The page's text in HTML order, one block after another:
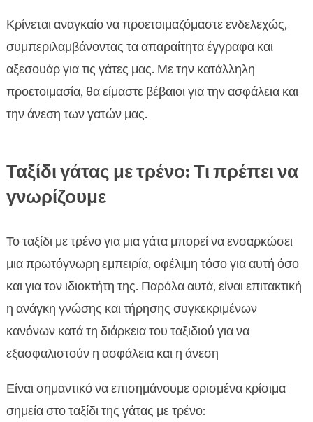
Κρίνεται αναγκαίο να προετοιμαζόμαστε ενδελεχώς,
συμπεριλαμβάνοντας τα απαραίτητα έγγραφα και
αξεσουάρ για τις γάτες μας. Με την κατάλληλη
προετοιμασία, θα είμαστε βέβαιοι για την ασφάλεια και
την άνεση των γατών μας.
Ταξίδι γάτας με τρένο: Τι πρέπει να
γνωρίζουμε
Το ταξίδι με τρένο για μια γάτα μπορεί να ενσαρκώσει
μια πρωτόγνωρη εμπειρία, οφέλιμη τόσο για αυτή όσο
και για τον ιδιοκτήτη της. Παρόλα αυτά, είναι επιτακτική
η ανάγκη γνώσης και τήρησης συγκεκριμένων
κανόνων κατά τη διάρκεια του ταξιδιού για να
εξασφαλιστούν η ασφάλεια και η άνεση
Είναι σημαντικό να επισημάνουμε ορισμένα κρίσιμα
σημεία στο ταξίδι της γάτας με τρένο: